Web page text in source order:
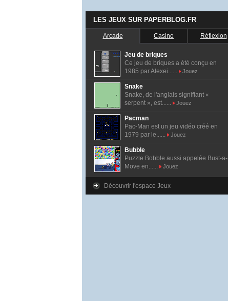
LES JEUX SUR PAPERBLOG.FR
Arcade Casino Réflexion
Jeu de briques
Ce jeu de briques a été conçu en
1985 par Alexei......
Jouez
Snake
Snake, de l'anglais signifiant «
serpent », est......
Jouez
Pacman
Pac-Man est un jeu vidéo créé en
1979 par le......
Jouez
Bubble
Puzzle Bobble aussi appelée Bust-a-
Move en......
Jouez
Découvrir l'espace Jeux